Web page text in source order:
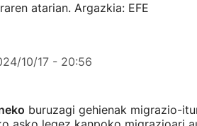
atarian. Argazkia: EFE
10/17 - 20:56
buruzagi gehienak migrazio-